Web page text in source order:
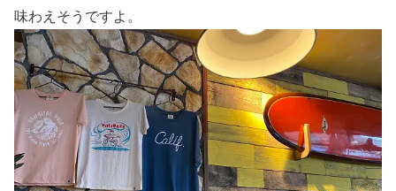
味わえそうですよ。